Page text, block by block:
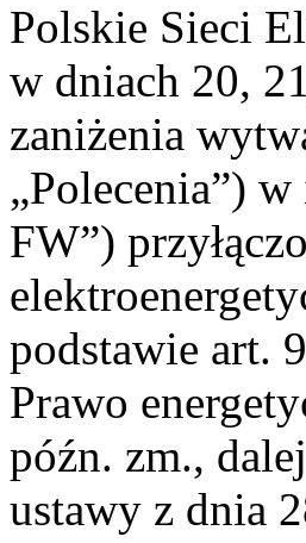
Polskie Sieci
w dniach 20,
zaniżenia
„Polecenia”)
FW”)
podstawie art.
Prawo
późn. zm.,
ustawy z dnia